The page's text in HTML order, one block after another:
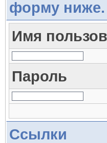
форму ниже.
Имя
Пароль
Ссылки